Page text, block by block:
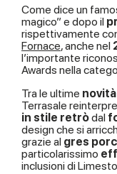
Come dice un
magico” e dopo il
rispettivamente
Fornace, anche nel
l’importante
Awards nella
Tra le ultime novità
Terrasale
in stile retròdal
design che si
grazie al gres
particolarissimo
inclusioni di